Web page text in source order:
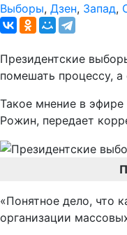
Выборы, Дзен, Запад,
Президентские
помешать процессу,
Такое мнение в эфире
Рожин, передает
«Понятное дело, что
организации